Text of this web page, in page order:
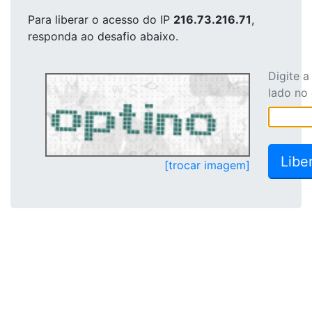
Para liberar o acesso do IP 216.73.216.71,
responda ao desafio abaixo.
[trocar imagem]
Digite
lado no